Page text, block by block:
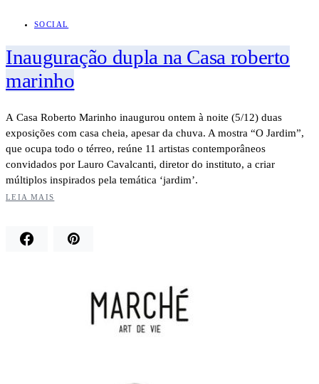
SOCIAL
Inauguração dupla na Casa roberto
marinho
A Casa Roberto Marinho inaugurou ontem à noite (5/12) duas
exposições com casa cheia, apesar da chuva. A mostra “O Jardim”,
que ocupa todo o térreo, reúne 11 artistas contemporâneos
convidados por Lauro Cavalcanti, diretor do instituto, a criar
múltiplos inspirados pela temática ‘jardim’.
LEIA MAIS